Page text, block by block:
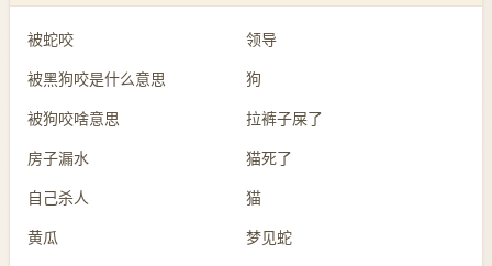
被蛇咬 领导
被黑狗咬是什么意思 狗
被狗咬啥意思 拉裤子屎了
房子漏水 猫死了
自己杀人 猫
黄瓜 梦见蛇